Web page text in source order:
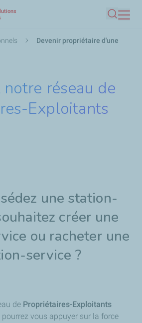
contenu
Devenir propriétaire d'une
notre réseau de
Exploitants
une station-
créer une
ou racheter une
service ?
de Propriétaires-Exploitants
pourrez vous appuyer sur la force